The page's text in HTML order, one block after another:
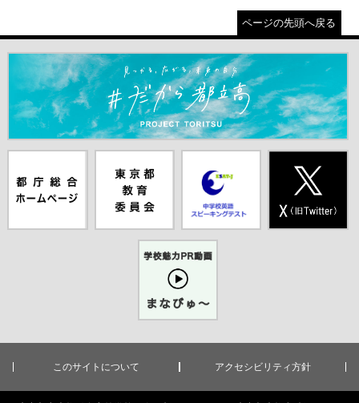
ページの先頭へ戻る
＃だから都立高（別ウインドウが開きます）
ムページ（別
ウインドウが
員会（別ウイ
ンドウが開き
ピーキングテ
スト（別ウイ
ンドウが開き
（別ウインド
ウが開きま
す）
学校魅力PR
動画まなびゅ
ー（別ウイン
ドウが開きま
このサイトについて アクセシビリティ方針